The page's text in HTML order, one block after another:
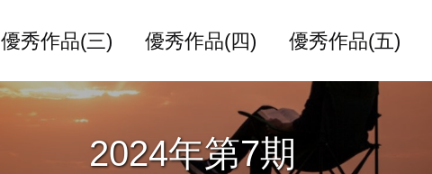
優秀作品(三) 優秀作品(四) 優秀作品(五)
2024年第7期